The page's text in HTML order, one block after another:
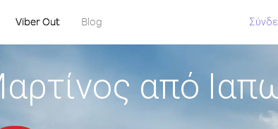
Viber Out Blog
από